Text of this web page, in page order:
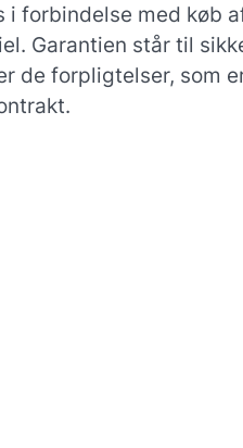
i forbindelse med køb
Garantien står til
de forpligtelser, som